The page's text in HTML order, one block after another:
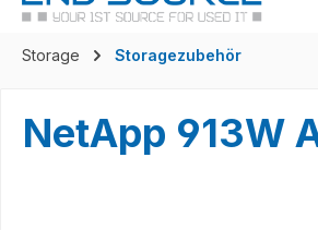
Storage Storagezubehör
NetApp 913W